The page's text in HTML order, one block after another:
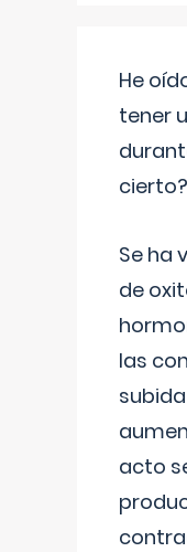
He
tener
cierto?
Se ha
de
las
acto